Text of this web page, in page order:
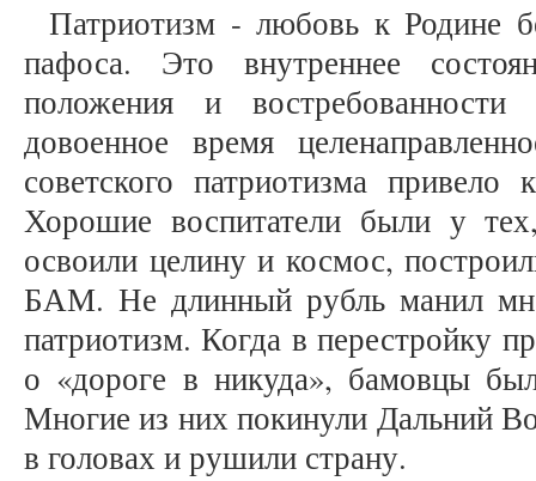
Патриотизм - любовь к Родине
пафоса. Это внутреннее
положения и
довоенное время
советского патриотизма
Хорошие воспитатели были у
освоили целину и космос,
БАМ. Не длинный рубль манил
патриотизм. Когда в перестройку
о «дороге в никуда», бамовцы
Многие из них покинули Дальний
в головах и рушили страну.